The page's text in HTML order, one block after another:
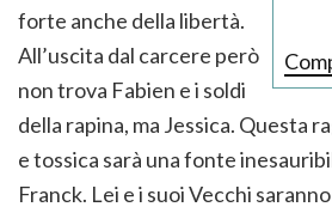
forte anche della libertà.
All’uscita dal carcere però
non trova Fabien e i soldi
della rapina, ma Jessica. Questa
e tossica sarà una fonte
Franck. Lei e i suoi Vecchi